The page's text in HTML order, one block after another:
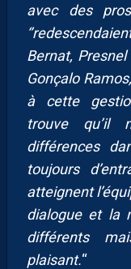
avec des
Bernat,
Gonçalo
à cette
trouve qu’il
différences
toujours
atteignent
dialogue et la
différents
plaisant.“